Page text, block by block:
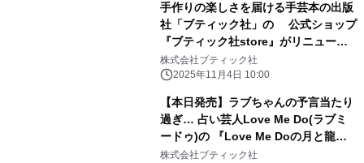
手作りの楽しさを届ける手芸本の出版
社「ブティック社」の 公式ショップ
『ブティック社store』がリニューア
ルオープン
株式会社ブティック社
2025年11月4日 10:00
【本日発売】ラブちゃんの予言当たり
過ぎ… 占い芸人Love Me Do(ラブミ
ードゥ)の 『Love Me Doの月と龍が
導く 月占星術 2026』発売！
株式会社ブティック社